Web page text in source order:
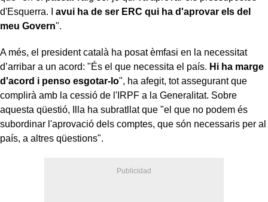
d'Esquerra. I avui ha de ser ERC qui ha d'aprovar els del
meu Govern".
A més, el president català ha posat èmfasi en la necessitat
d’arribar a un acord: "És el que necessita el país. Hi ha marge
d'acord i penso esgotar-lo", ha afegit, tot assegurant que
complirà amb la cessió de l'IRPF a la Generalitat. Sobre
aquesta qüestió, Illa ha subratllat que "el que no podem és
subordinar l'aprovació dels comptes, que són necessaris per al
país, a altres qüestions".